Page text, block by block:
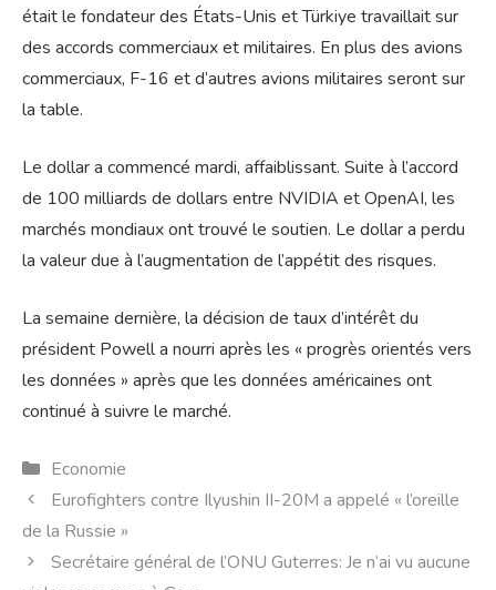
était le fondateur des États-Unis et Türkiye travaillait sur
des accords commerciaux et militaires. En plus des avions
commerciaux, F-16 et d’autres avions militaires seront sur
la table.
Le dollar a commencé mardi, affaiblissant. Suite à l’accord
de 100 milliards de dollars entre NVIDIA et OpenAI, les
marchés mondiaux ont trouvé le soutien. Le dollar a perdu
la valeur due à l’augmentation de l’appétit des risques.
La semaine dernière, la décision de taux d’intérêt du
président Powell a nourri après les « progrès orientés vers
les données » après que les données américaines ont
continué à suivre le marché.
Catégories
Economie
Eurofighters contre Ilyushin II-20M a appelé « l’oreille
de la Russie »
Secrétaire général de l’ONU Guterres: Je n’ai vu aucune